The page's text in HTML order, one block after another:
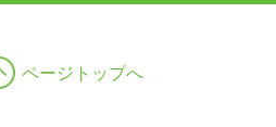
ページトップへ